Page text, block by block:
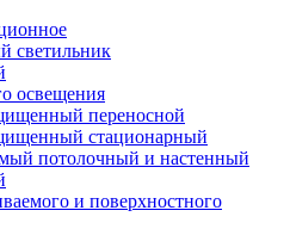
светильник
освещения
переносной
стационарный
потолочный и настенный
и поверхностного